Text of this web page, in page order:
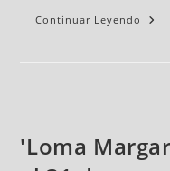
Continuar Leyendo
'Loma